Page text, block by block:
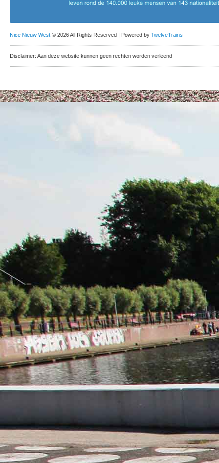
Nice Nieuw West © 2026 All Rights Reserved | Powered by TwelveTrains
Disclaimer: Aan deze website kunnen geen rechten worden verleend